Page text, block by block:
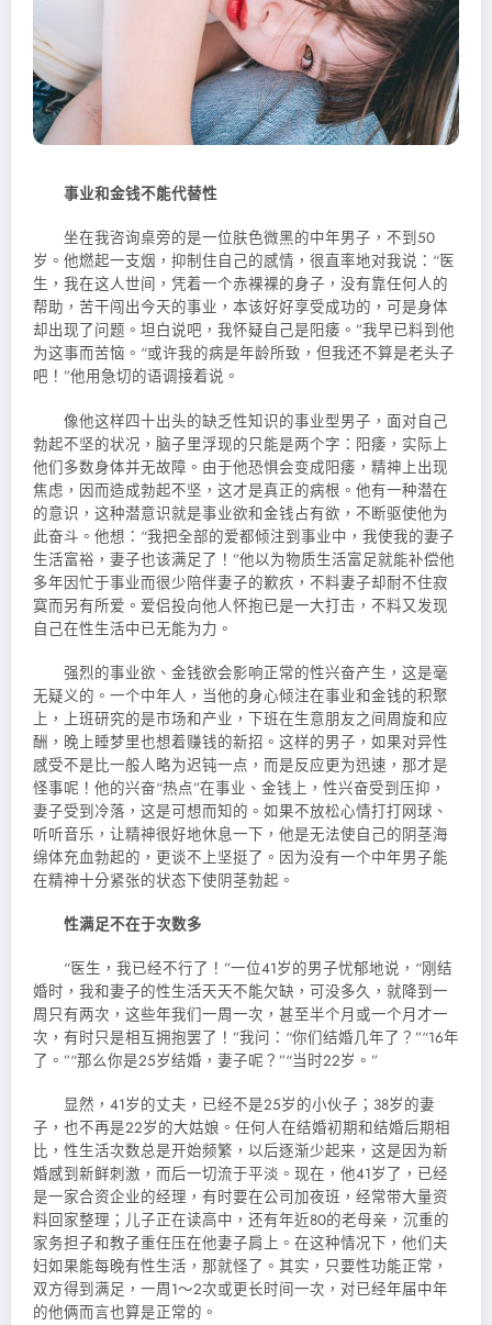
事业和金钱不能代替性
坐在我咨询桌旁的是一位肤色微黑的中年男子，不到50
岁。他燃起一支烟，抑制住自己的感情，很直率地对我说：“医
生，我在这人世间，凭着一个赤裸裸的身子，没有靠任何人的
帮助，苦干闯出今天的事业，本该好好享受成功的，可是身体
却出现了问题。坦白说吧，我怀疑自己是阳痿。”我早已料到他
为这事而苦恼。“或许我的病是年龄所致，但我还不算是老头子
吧！”他用急切的语调接着说。
像他这样四十出头的缺乏性知识的事业型男子，面对自己
勃起不坚的状况，脑子里浮现的只能是两个字：阳痿，实际上
他们多数身体并无故障。由于他恐惧会变成阳痿，精神上出现
焦虑，因而造成勃起不坚，这才是真正的病根。他有一种潜在
的意识，这种潜意识就是事业欲和金钱占有欲，不断驱使他为
此奋斗。他想：“我把全部的爱都倾注到事业中，我使我的妻子
生活富裕，妻子也该满足了！”他以为物质生活富足就能补偿他
多年因忙于事业而很少陪伴妻子的歉疚，不料妻子却耐不住寂
寞而另有所爱。爱侣投向他人怀抱已是一大打击，不料又发现
自己在性生活中已无能为力。
强烈的事业欲、金钱欲会影响正常的性兴奋产生，这是毫
无疑义的。一个中年人，当他的身心倾注在事业和金钱的积聚
上，上班研究的是市场和产业，下班在生意朋友之间周旋和应
酬，晚上睡梦里也想着赚钱的新招。这样的男子，如果对异性
感受不是比一般人略为迟钝一点，而是反应更为迅速，那才是
怪事呢！他的兴奋“热点”在事业、金钱上，性兴奋受到压抑，
妻子受到冷落，这是可想而知的。如果不放松心情打打网球、
听听音乐，让精神很好地休息一下，他是无法使自己的阴茎海
绵体充血勃起的，更谈不上坚挺了。因为没有一个中年男子能
在精神十分紧张的状态下使阴茎勃起。
性满足不在于次数多
“医生，我已经不行了！”一位41岁的男子忧郁地说，“刚结
婚时，我和妻子的性生活天天不能欠缺，可没多久，就降到一
周只有两次，这些年我们一周一次，甚至半个月或一个月才一
次，有时只是相互拥抱罢了！”我问：“你们结婚几年了？”“16年
了。”“那么你是25岁结婚，妻子呢？”“当时22岁。”
显然，41岁的丈夫，已经不是25岁的小伙子；38岁的妻
子，也不再是22岁的大姑娘。任何人在结婚初期和结婚后期相
比，性生活次数总是开始频繁，以后逐渐少起来，这是因为新
婚感到新鲜刺激，而后一切流于平淡。现在，他41岁了，已经
是一家合资企业的经理，有时要在公司加夜班，经常带大量资
料回家整理；儿子正在读高中，还有年近80的老母亲，沉重的
家务担子和教子重任压在他妻子肩上。在这种情况下，他们夫
妇如果能每晚有性生活，那就怪了。其实，只要性功能正常，
双方得到满足，一周1～2次或更长时间一次，对已经年届中年
的他俩而言也算是正常的。